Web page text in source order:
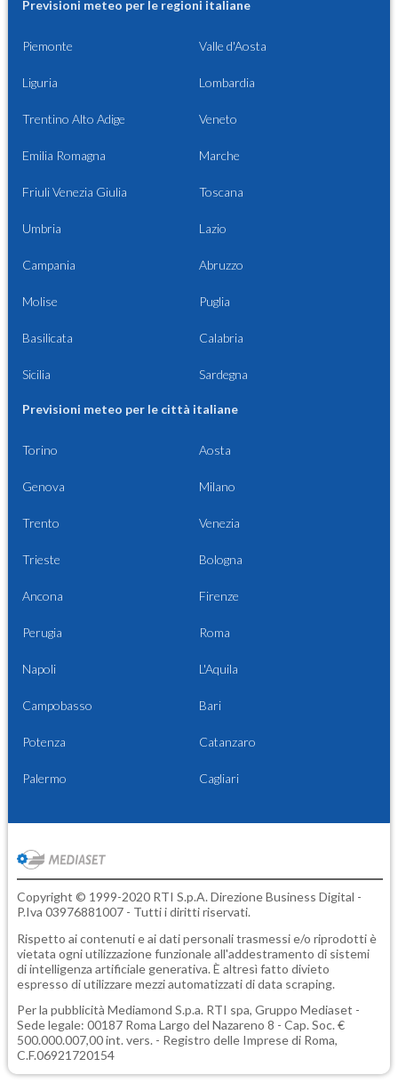
Previsioni meteo per le regioni italiane
Piemonte Valle d'Aosta
Liguria Lombardia
Trentino Alto Adige Veneto
Emilia Romagna Marche
Friuli Venezia Giulia Toscana
Umbria Lazio
Campania Abruzzo
Molise Puglia
Basilicata Calabria
Sicilia Sardegna
Previsioni meteo per le città italiane
Torino Aosta
Genova Milano
Trento Venezia
Trieste Bologna
Ancona Firenze
Perugia Roma
Napoli L'Aquila
Campobasso Bari
Potenza Catanzaro
Palermo Cagliari
Copyright © 1999-2020 RTI S.p.A. Direzione Business Digital -
P.Iva 03976881007 - Tutti i diritti riservati.
Rispetto ai contenuti e ai dati personali trasmessi e/o riprodotti è
vietata ogni utilizzazione funzionale all'addestramento di sistemi
di intelligenza artificiale generativa. È altresì fatto divieto
espresso di utilizzare mezzi automatizzati di data scraping.
Per la pubblicità Mediamond S.p.a. RTI spa, Gruppo Mediaset -
Sede legale: 00187 Roma Largo del Nazareno 8 - Cap. Soc. €
500.000.007,00 int. vers. - Registro delle Imprese di Roma,
C.F.06921720154